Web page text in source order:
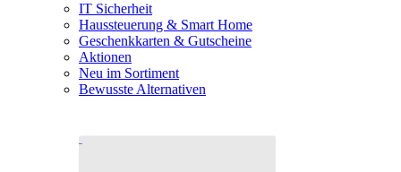
IT Sicherheit
Haussteuerung & Smart Home
Geschenkkarten & Gutscheine
Aktionen
Neu im Sortiment
Bewusste Alternativen